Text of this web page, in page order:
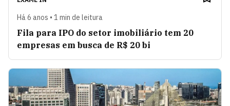
Há 6 anos • 1 min de leitura
Fila para IPO do setor imobiliário tem 20
empresas em busca de R$ 20 bi